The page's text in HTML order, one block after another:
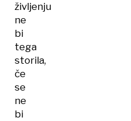
življenju
ne
bi
tega
storila,
če
se
ne
bi